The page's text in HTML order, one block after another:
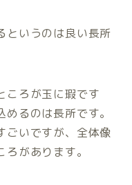
というのは良い長所
ころが玉に瑕です
るのは長所です。
ごいですが、全体像
があります。